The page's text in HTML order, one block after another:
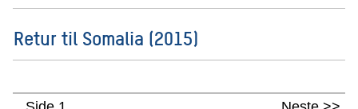
Retur til Somalia (2015)